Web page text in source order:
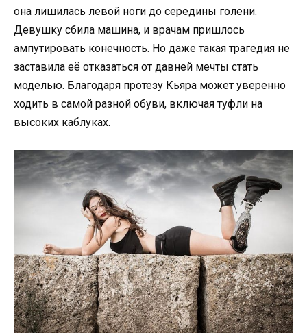
она лишилась левой ноги до середины голени.
Девушку сбила машина, и врачам пришлось
ампутировать конечность. Но даже такая трагедия не
заставила её отказаться от давней мечты стать
моделью. Благодаря протезу Кьяра может уверенно
ходить в самой разной обуви, включая туфли на
высоких каблуках.